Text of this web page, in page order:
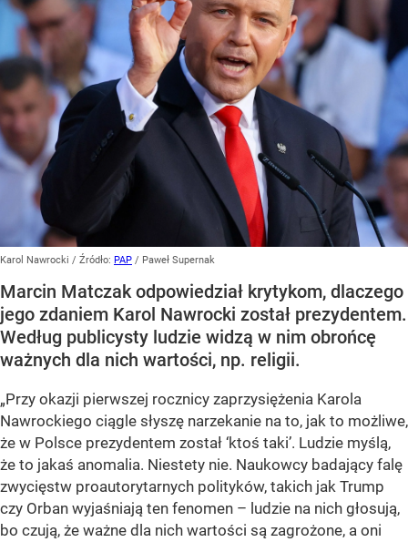
Karol Nawrocki / Źródło: PAP / Paweł Supernak
Marcin Matczak odpowiedział krytykom, dlaczego
jego zdaniem Karol Nawrocki został prezydentem.
Według publicysty ludzie widzą w nim obrońcę
ważnych dla nich wartości, np. religii.
„Przy okazji pierwszej rocznicy zaprzysiężenia Karola
Nawrockiego ciągle słyszę narzekanie na to, jak to możliwe,
że w Polsce prezydentem został ‘ktoś taki’. Ludzie myślą,
że to jakaś anomalia. Niestety nie. Naukowcy badający falę
zwycięstw proautorytarnych polityków, takich jak Trump
czy Orban wyjaśniają ten fenomen – ludzie na nich głosują,
bo czują, że ważne dla nich wartości są zagrożone, a oni